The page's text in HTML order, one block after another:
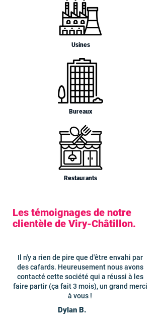
Usines
Bureaux
Restaurants
Les témoignages de notre
clientèle de Viry-Châtillon.
Il n'y a rien de pire que d'être envahi par
des cafards. Heureusement nous avons
contacté cette société qui a réussi à les
faire partir (ça fait 3 mois), un grand merci
à vous !
Dylan B.